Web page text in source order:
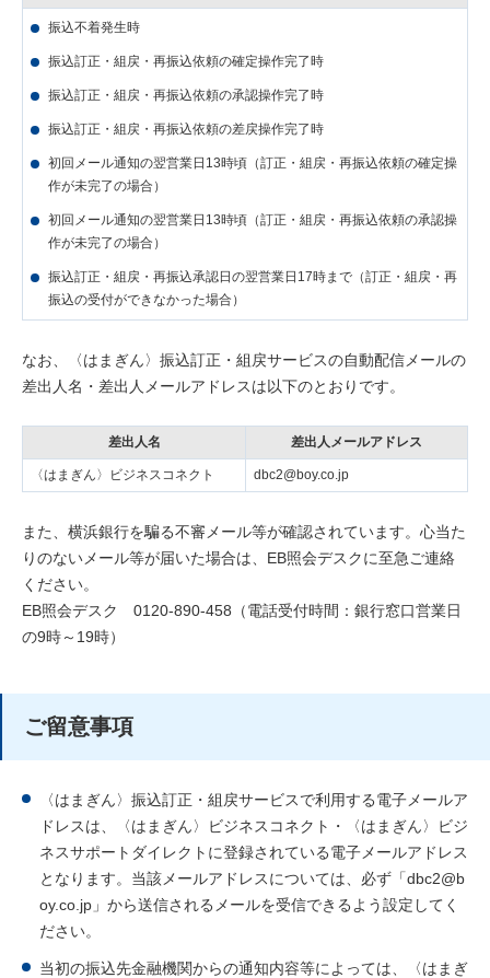
振込不着発生時
振込訂正・組戻・再振込依頼の確定操作完了時
振込訂正・組戻・再振込依頼の承認操作完了時
振込訂正・組戻・再振込依頼の差戻操作完了時
初回メール通知の翌営業日13時頃（訂正・組戻・再振込依頼の確定操
作が未完了の場合）
初回メール通知の翌営業日13時頃（訂正・組戻・再振込依頼の承認操
作が未完了の場合）
振込訂正・組戻・再振込承認日の翌営業日17時まで（訂正・組戻・再
振込の受付ができなかった場合）
なお、〈はまぎん〉振込訂正・組戻サービスの自動配信メールの
差出人名・差出人メールアドレスは以下のとおりです。
差出人名 差出人メールアドレス
〈はまぎん〉ビジネスコネクト dbc2@boy.co.jp
また、横浜銀行を騙る不審メール等が確認されています。心当た
りのないメール等が届いた場合は、EB照会デスクに至急ご連絡
ください。
EB照会デスク 0120-890-458（電話受付時間：銀行窓口営業日
の9時～19時）
ご留意事項
〈はまぎん〉振込訂正・組戻サービスで利用する電子メールア
ドレスは、〈はまぎん〉ビジネスコネクト・〈はまぎん〉ビジ
ネスサポートダイレクトに登録されている電子メールアドレス
となります。当該メールアドレスについては、必ず「dbc2@b
oy.co.jp」から送信されるメールを受信できるよう設定してく
ださい。
当初の振込先金融機関からの通知内容等によっては、〈はまぎ